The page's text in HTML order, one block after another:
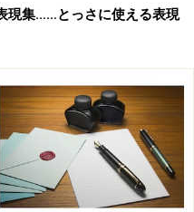
相手の英語がいかに早口
てず」に、ゆっくりと会
釣られてつい早口になっ
話す速度が速くなり、も
ません。
を話すと、相手もそれに
現集……とっさに使える表現